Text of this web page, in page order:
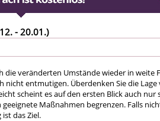
- 20.01.)
die veränderten Umstände wieder in weite
nicht entmutigen. Überdenken Sie die
scheint es auf den ersten Blick auch nur
geeignete Maßnahmen begrenzen. Falls
ist das Ziel.